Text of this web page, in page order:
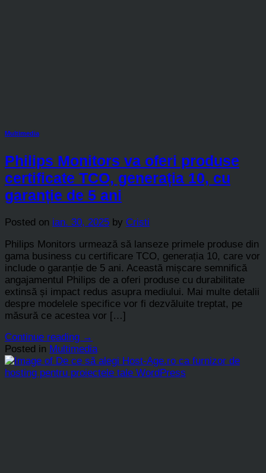
Multimedia
Philips Monitors va oferi produse
certificate TCO, generația 10, cu
garanție de 5 ani
Posted on ian. 30, 2025 by Cristi
Philips Monitors urmează să lanseze primele produse din
gama business cu certificare TCO, generația 10, care vor
include o garanție de 5 ani. Această mișcare semnifică
angajamentul Philips de a oferi produse cu durabilitate
extinsă și impact redus asupra mediului. Mai multe detalii
despre modelele specifice vor fi dezvăluite treptat, pe
măsură ce acestea vor […]
Continue reading →
Posted in Multimedia